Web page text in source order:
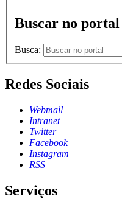
Buscar no portal
Busca:
Redes Sociais
Webmail
Intranet
Twitter
Facebook
Instagram
RSS
Serviços